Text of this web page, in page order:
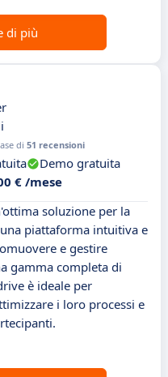
di più
di 51 recensioni
Demo gratuita
€ /mese
soluzione per la
piattaforma intuitiva e
e gestire
gamma completa di
è ideale per
i loro processi e